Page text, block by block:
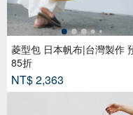
菱型包 日本帆布|台灣製作 預購
85折
NT$ 2,363